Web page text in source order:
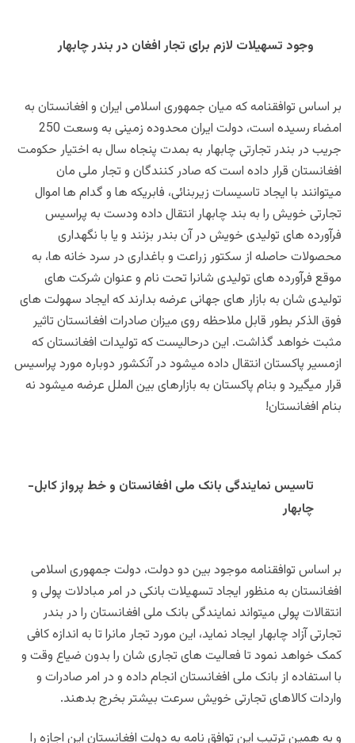
وجود تسهیلات لازم برای تجار افغان در بندر چابهار
بر اساس توافقنامه که میان جمهوری اسلامی ایران و افغانستان به
امضاء رسیده است، دولت ایران محدوده زمینی به وسعت 250
جریب در بندر تجارتی چابهار به بمدت پنجاه سال به اختیار حکومت
افغانستان قرار داده است که صادر کنندگان و تجار ملی مان
میتوانند با ایجاد تاسیسات زیربنائی، فابریکه ها و گدام ها اموال
تجارتی خویش را به بند چابهار انتقال داده ودست به پراسیس
فرآورده های تولیدی خویش در آن بندر بزنند و یا با نگهداری
محصولات حاصله از سکتور زراعت و باغداری در سرد خانه ها، به
موقع فرآورده های تولیدی شانرا تحت نام و عنوان شرکت های
تولیدی شان به بازار های جهانی عرضه بدارند که ایجاد سهولت های
فوق الذکر بطور قابل ملاحظه روی میزان صادرات افغانستان تاثیر
مثبت خواهد گذاشت. این درحالیست که تولیدات افغانستان که
ازمسیر پاکستان انتقال داده میشود در آنکشور دوباره مورد پراسیس
قرار میگیرد و بنام پاکستان به بازارهای بین الملل عرضه میشود نه
بنام افغانستان!
تاسیس نمایندگی بانک ملی افغانستان و خط پرواز کابل-
چابهار
بر اساس توافقنامه موجود بین دو دولت، دولت جمهوری اسلامی
افغانستان به منظور ایجاد تسهیلات بانکی در امر مبادلات پولی و
انتقالات پولی میتواند نمایندگی بانک ملی افغانستان را در بندر
تجارتی آزاد چابهار ایجاد نماید، این مورد تجار مانرا تا به اندازه کافی
کمک خواهد نمود تا فعالیت های تجاری شان را بدون ضیاع وقت و
با استفاده از بانک ملی افغانستان انجام داده و در امر صادرات و
واردات کالاهای تجارتی خویش سرعت بیشتر بخرج بدهند.
و به همین ترتیب این توافق نامه به دولت افغانستان این اجازه را